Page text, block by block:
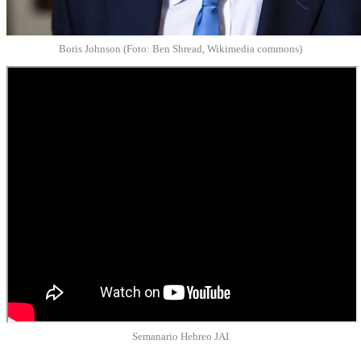
Boris Johnson (Foto: Ben Shread, Wikimedia commons)
Semanario Hebreo JAI